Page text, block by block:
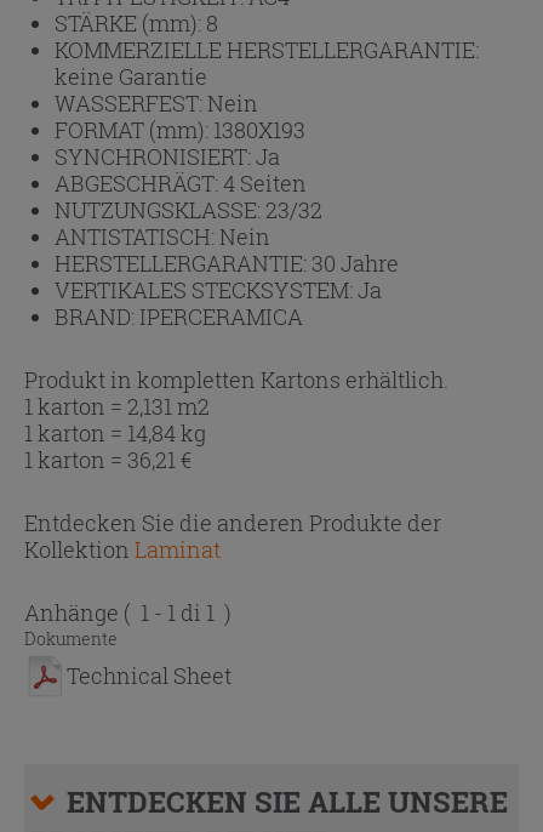
STÄRKE (mm): 8
KOMMERZIELLE HERSTELLERGARANTIE:
keine Garantie
WASSERFEST:Nein
FORMAT (mm): 1380X193
SYNCHRONISIERT:Ja
ABGESCHRÄGT:4 Seiten
NUTZUNGSKLASSE: 23/32
ANTISTATISCH:Nein
HERSTELLERGARANTIE: 30 Jahre
VERTIKALES STECKSYSTEM:Ja
BRAND: IPERCERAMICA
Produkt in kompletten Kartons erhältlich.
1 karton = 2,131 m2
1 karton = 14,84 kg
1 karton = 36,21 €
Entdecken Sie die anderen Produkte der
Kollektion Laminat
Anhänge ( 1 - 1 di 1 )
Dokumente
Technical Sheet
ENTDECKEN SIE ALLE UNSERE